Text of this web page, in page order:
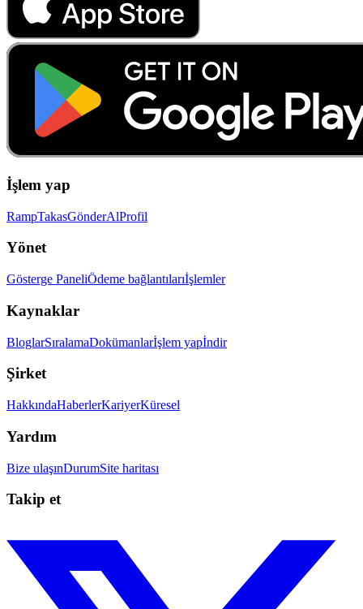
İşlem yap
RampTakasGönderAlProfil
Yönet
Gösterge PaneliÖdeme bağlantılarıİşlemler
Kaynaklar
BloglarSıralamaDokümanlarİşlem yapİndir
Şirket
HakkındaHaberlerKariyerKüresel
Yardım
Bize ulaşınDurumSite haritası
Takip et